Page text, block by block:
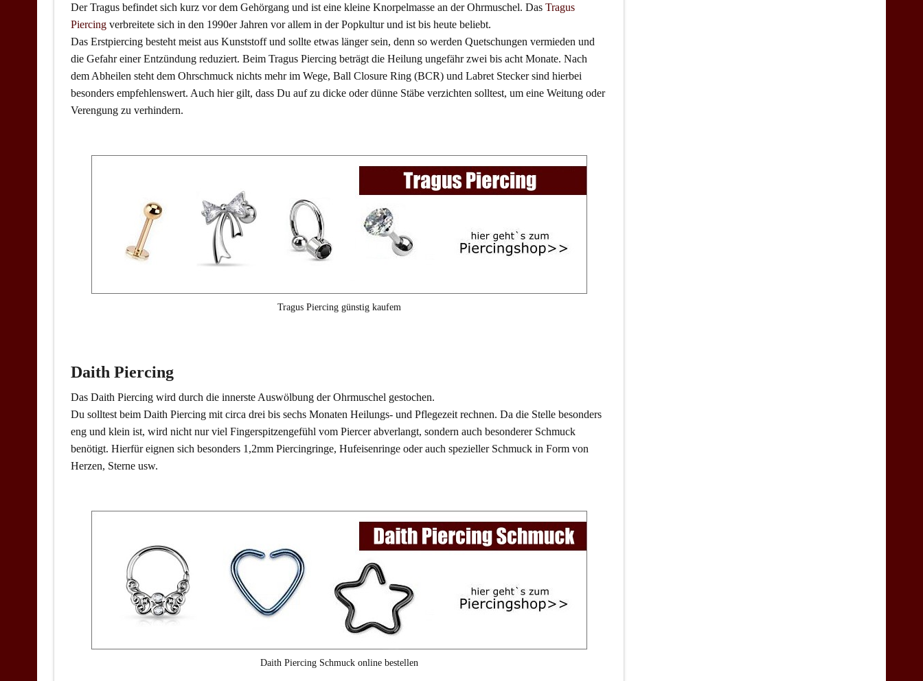
Der Tragus befindet sich kurz vor dem Gehörgang und ist eine kleine Knorpelmasse an der Ohrmuschel. Das Tragus
Piercingverbreitete sich in den 1990er Jahren vor allem in der Popkultur und ist bis heute beliebt.
Das Erstpiercing besteht meist aus Kunststoff und sollte etwas länger sein, denn so werden Quetschungen vermieden und
die Gefahr einer Entzündung reduziert. Beim Tragus Piercing beträgt die Heilung ungefähr zwei bis acht Monate. Nach
dem Abheilen steht dem Ohrschmuck nichts mehr im Wege, Ball Closure Ring (BCR) und Labret Stecker sind hierbei
besonders empfehlenswert. Auch hier gilt, dass Du auf zu dicke oder dünne Stäbe verzichten solltest, um eine Weitung oder
Verengung zu verhindern.
Tragus Piercing günstig kaufem
Daith Piercing
Das Daith Piercing wird durch die innerste Auswölbung der Ohrmuschel gestochen.
Du solltest beim Daith Piercing mit circa drei bis sechs Monaten Heilungs- und Pflegezeit rechnen. Da die Stelle besonders
eng und klein ist, wird nicht nur viel Fingerspitzengefühl vom Piercer abverlangt, sondern auch besonderer Schmuck
benötigt. Hierfür eignen sich besonders 1,2mm Piercingringe, Hufeisenringe oder auch spezieller Schmuck in Form von
Herzen, Sterne usw.
Daith Piercing Schmuck online bestellen